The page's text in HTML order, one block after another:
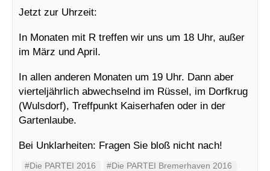
Jetzt zur Uhrzeit:
In Monaten mit R treffen wir uns um 18 Uhr, außer
im März und April.
In allen anderen Monaten um 19 Uhr. Dann aber
vierteljährlich abwechselnd im Rüssel, im Dorfkrug
(Wulsdorf), Treffpunkt Kaiserhafen oder in der
Gartenlaube.
Bei Unklarheiten: Fragen Sie bloß nicht nach!
#Die PARTEI 2016
#Die PARTEI Bremerhaven 2016